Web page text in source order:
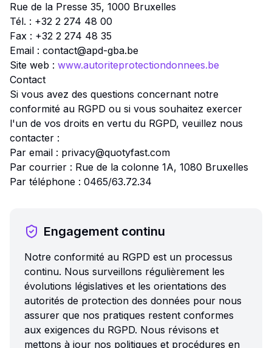
Rue de la Presse 35, 1000 Bruxelles
Tél. : +32 2 274 48 00
Fax : +32 2 274 48 35
Email : contact@apd-gba.be
Site web : www.autoriteprotectiondonnees.be
Contact
Si vous avez des questions concernant notre
conformité au RGPD ou si vous souhaitez exercer
l'un de vos droits en vertu du RGPD, veuillez nous
contacter :
Par email : privacy@quotyfast.com
Par courrier : Rue de la colonne 1A, 1080 Bruxelles
Par téléphone : 0465/63.72.34
Engagement continu
Notre conformité au RGPD est un processus
continu. Nous surveillons régulièrement les
évolutions législatives et les orientations des
autorités de protection des données pour nous
assurer que nos pratiques restent conformes
aux exigences du RGPD. Nous révisons et
mettons à jour nos politiques et procédures en